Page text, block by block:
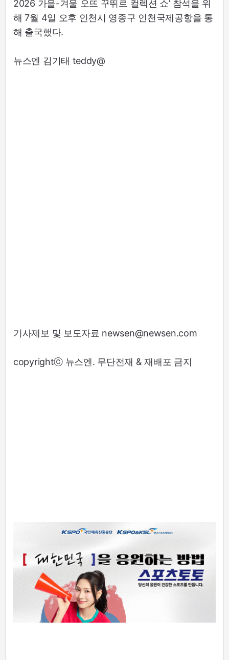
2026 가을-겨울 오뜨 꾸뛰르 컬렉션 쇼’ 참석을 위
해 7월 4일 오후 인천시 영종구 인천국제공항을 통
해 출국했다.
뉴스엔 김기태 teddy@
기사제보 및 보도자료 newsen@newsen.com
copyrightⓒ 뉴스엔. 무단전재 & 재배포 금지